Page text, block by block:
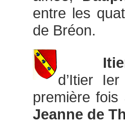
entre les
de Bréon.
Itier
d’Itier
première fois
Jeanne de